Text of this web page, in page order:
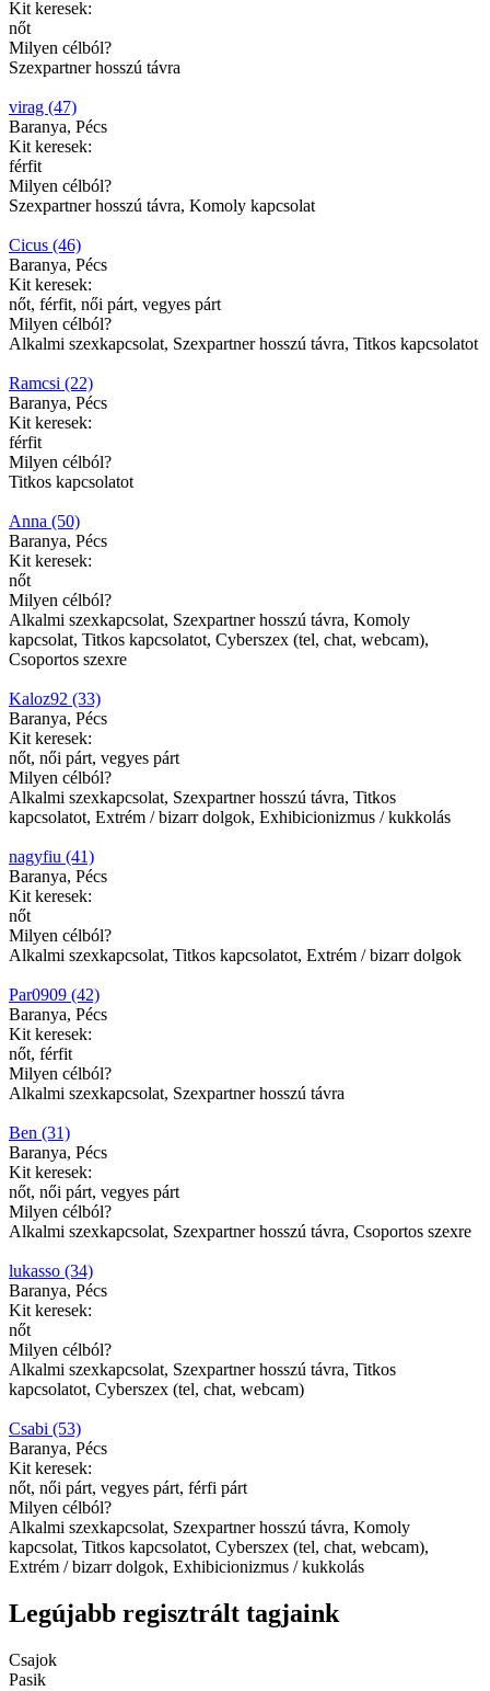
Kit keresek:
nőt
Milyen célból?
Szexpartner hosszú távra
virag (47)
Baranya, Pécs
Kit keresek:
férfit
Milyen célból?
Szexpartner hosszú távra, Komoly kapcsolat
Cicus (46)
Baranya, Pécs
Kit keresek:
nőt, férfit, női párt, vegyes párt
Milyen célból?
Alkalmi szexkapcsolat, Szexpartner hosszú távra, Titkos kapcsolatot
Ramcsi (22)
Baranya, Pécs
Kit keresek:
férfit
Milyen célból?
Titkos kapcsolatot
Anna (50)
Baranya, Pécs
Kit keresek:
nőt
Milyen célból?
Alkalmi szexkapcsolat, Szexpartner hosszú távra, Komoly
kapcsolat, Titkos kapcsolatot, Cyberszex (tel, chat, webcam),
Csoportos szexre
Kaloz92 (33)
Baranya, Pécs
Kit keresek:
nőt, női párt, vegyes párt
Milyen célból?
Alkalmi szexkapcsolat, Szexpartner hosszú távra, Titkos
kapcsolatot, Extrém / bizarr dolgok, Exhibicionizmus / kukkolás
nagyfiu (41)
Baranya, Pécs
Kit keresek:
nőt
Milyen célból?
Alkalmi szexkapcsolat, Titkos kapcsolatot, Extrém / bizarr dolgok
Par0909 (42)
Baranya, Pécs
Kit keresek:
nőt, férfit
Milyen célból?
Alkalmi szexkapcsolat, Szexpartner hosszú távra
Ben (31)
Baranya, Pécs
Kit keresek:
nőt, női párt, vegyes párt
Milyen célból?
Alkalmi szexkapcsolat, Szexpartner hosszú távra, Csoportos szexre
lukasso (34)
Baranya, Pécs
Kit keresek:
nőt
Milyen célból?
Alkalmi szexkapcsolat, Szexpartner hosszú távra, Titkos
kapcsolatot, Cyberszex (tel, chat, webcam)
Csabi (53)
Baranya, Pécs
Kit keresek:
nőt, női párt, vegyes párt, férfi párt
Milyen célból?
Alkalmi szexkapcsolat, Szexpartner hosszú távra, Komoly
kapcsolat, Titkos kapcsolatot, Cyberszex (tel, chat, webcam),
Extrém / bizarr dolgok, Exhibicionizmus / kukkolás
Legújabb regisztrált tagjaink
Csajok
Pasik